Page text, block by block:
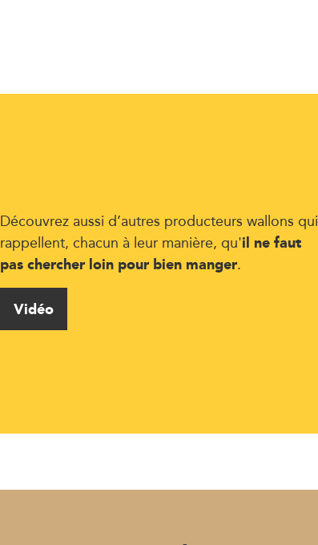
Découvrez aussi d’autres producteurs wallons qui
rappellent, chacun à leur manière, qu'il ne faut
pas chercher loin pour bien manger.
Vidéo